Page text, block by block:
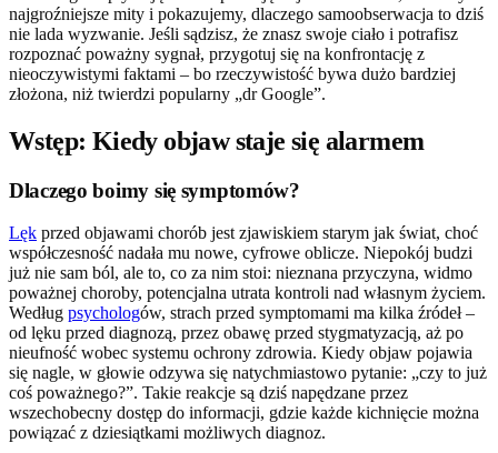
najgroźniejsze mity i pokazujemy, dlaczego samoobserwacja to dziś
nie lada wyzwanie. Jeśli sądzisz, że znasz swoje ciało i potrafisz
rozpoznać poważny sygnał, przygotuj się na konfrontację z
nieoczywistymi faktami – bo rzeczywistość bywa dużo bardziej
złożona, niż twierdzi popularny „dr Google”.
Wstęp: Kiedy objaw staje się alarmem
Dlaczego boimy się symptomów?
Lęk przed objawami chorób jest zjawiskiem starym jak świat, choć
współczesność nadała mu nowe, cyfrowe oblicze. Niepokój budzi
już nie sam ból, ale to, co za nim stoi: nieznana przyczyna, widmo
poważnej choroby, potencjalna utrata kontroli nad własnym życiem.
Według psychologów, strach przed symptomami ma kilka źródeł –
od lęku przed diagnozą, przez obawę przed stygmatyzacją, aż po
nieufność wobec systemu ochrony zdrowia. Kiedy objaw pojawia
się nagle, w głowie odzywa się natychmiastowo pytanie: „czy to już
coś poważnego?”. Takie reakcje są dziś napędzane przez
wszechobecny dostęp do informacji, gdzie każde kichnięcie można
powiązać z dziesiątkami możliwych diagnoz.